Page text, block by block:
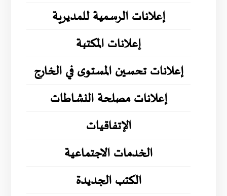
إعلانات الرسمية للمديرية
إعلانات المكتبة
إعلانات تحسين المستوى في الخارج
إعلانات مصلحة النشاطات
الإتفاقيات
الخدمات الاجتماعية
الكتب الجديدة